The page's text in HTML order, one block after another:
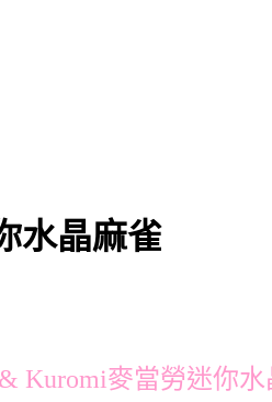
水晶麻雀
Kuromi麥當勞迷你